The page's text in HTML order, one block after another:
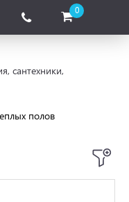
0
сантехники,
полов